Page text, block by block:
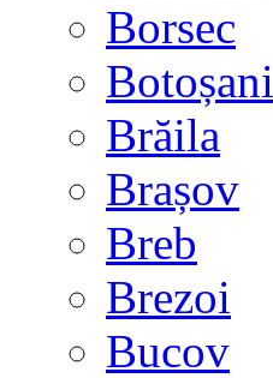
Borsec
Botoșani
Brăila
Brașov
Breb
Brezoi
Bucov